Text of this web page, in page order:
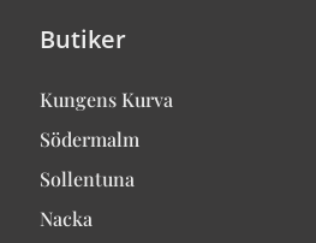
Butiker
Kungens Kurva
Södermalm
Sollentuna
Nacka